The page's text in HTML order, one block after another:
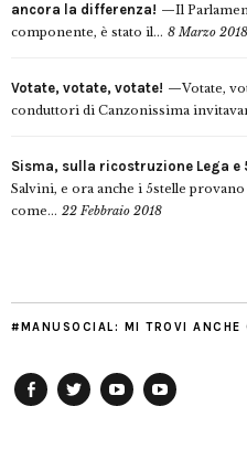
ancora la differenza!
Il
componente, è stato il... 8 Marzo 2018
Votate, votate, votate!
Votate,
conduttori di Canzonissima
Sisma, sulla ricostruzione Lega e
Salvini, e ora anche i 5stelle
come... 22 Febbraio 2018
#MANUSOCIAL: MI TROVI ANCHE